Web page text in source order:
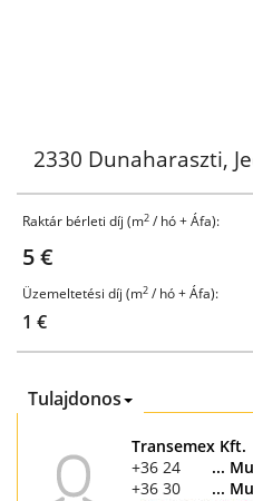
2330 Dunaharaszti,
Raktár bérleti díj (m2 / hó + Áfa):
5 €
Üzemeltetési díj (m2 / hó + Áfa):
1 €
Tulajdonos
Transemex Kft.
+36 24 555 444
...
+36 30 677 1293
...